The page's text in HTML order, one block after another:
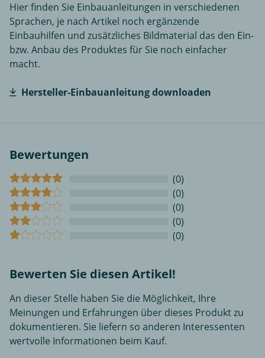
Hier finden Sie Einbauanleitungen in verschiedenen
Sprachen, je nach Artikel noch ergänzende
Einbauhilfen und zusätzliches Bildmaterial das den Ein-
bzw. Anbau des Produktes für Sie noch einfacher
macht.
Hersteller-Einbauanleitung downloaden
Bewertungen
(0)
(0)
(0)
(0)
(0)
Bewerten Sie diesen Artikel!
An dieser Stelle haben Sie die Möglichkeit, Ihre
Meinungen und Erfahrungen über dieses Produkt zu
dokumentieren. Sie liefern so anderen Interessenten
wertvolle Informationen beim Kauf.